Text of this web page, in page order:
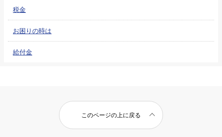
税金
お困りの時は
給付金
このページの上に戻る